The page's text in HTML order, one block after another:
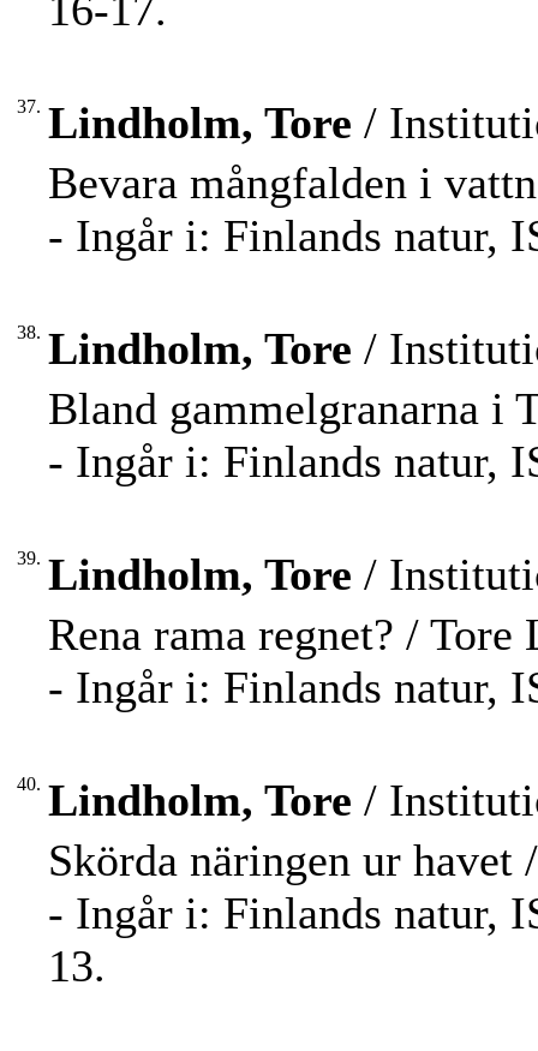
16-17.
37. Lindholm, Tore /
Bevara mångfalden i
- Ingår i: Finlands natur,
38. Lindholm, Tore /
Bland gammelgranarna i
- Ingår i: Finlands natur,
39. Lindholm, Tore /
Rena rama regnet? /
- Ingår i: Finlands natur,
40. Lindholm, Tore /
Skörda näringen ur
- Ingår i: Finlands natur,
13.